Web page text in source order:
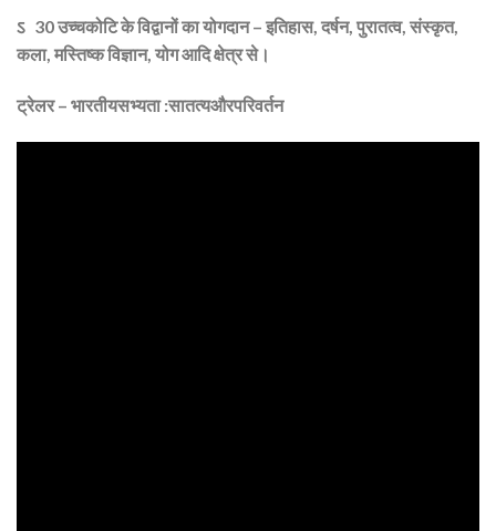
ऽ 30 उच्चकोटि के विद्वानों का योगदान – इतिहास, दर्षन, पुरातत्व, संस्कृत,
कला, मस्तिष्क विज्ञान, योग आदि क्षेत्र से।
ट्रेलर – भारतीयसभ्यता :सातत्यऔरपरिवर्तन